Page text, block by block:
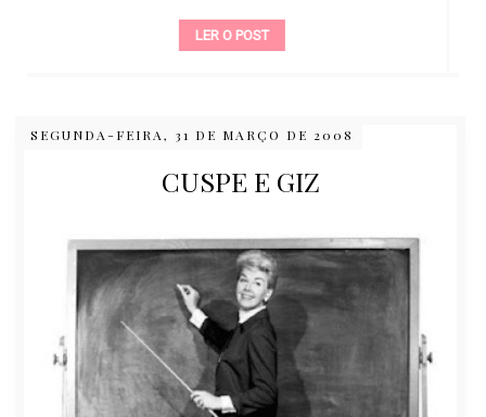
LER O POST
SEGUNDA-FEIRA, 31 DE MARÇO DE 2008
CUSPE E GIZ